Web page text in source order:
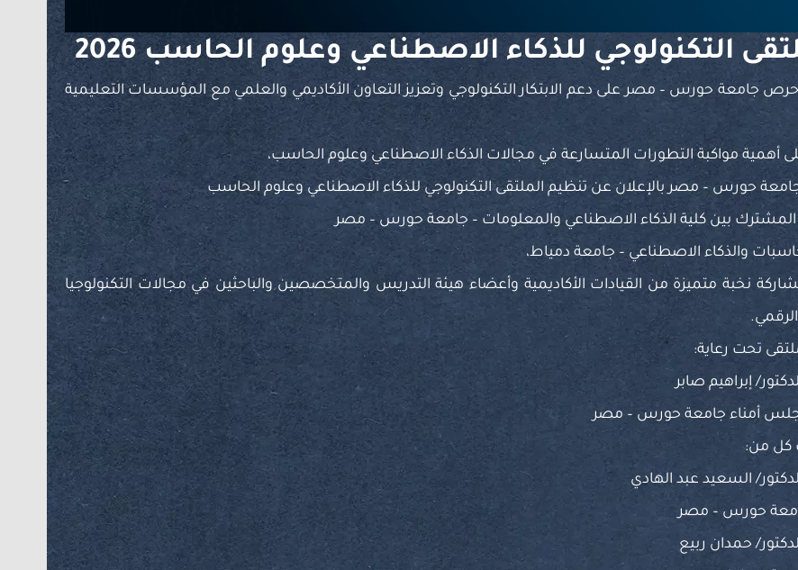
التكنولوجي للذكاء الاصطناعي وعلوم الحاسب 2026
جامعة حورس – مصر على دعم الابتكار التكنولوجي وتعزيز التعاون الأكاديمي والعلمي مع المؤسسات التعليمية
أهمية مواكبة التطورات المتسارعة في مجالات الذكاء الاصطناعي وعلوم الحاسب،
حورس – مصر بالإعلان عن تنظيم الملتقى التكنولوجي للذكاء الاصطناعي وعلوم الحاسب
المشترك بين كلية الذكاء الاصطناعي والمعلومات – جامعة حورس – مصر
والذكاء الاصطناعي – جامعة دمياط،
نخبة متميزة من القيادات الأكاديمية وأعضاء هيئة التدريس والمتخصصين والباحثين في مجالات التكنولوجيا
تحت رعاية:
إبراهيم صابر
أمناء جامعة حورس – مصر
كل من:
السعيد عبد الهادي
حورس – مصر
حمدان ربيع